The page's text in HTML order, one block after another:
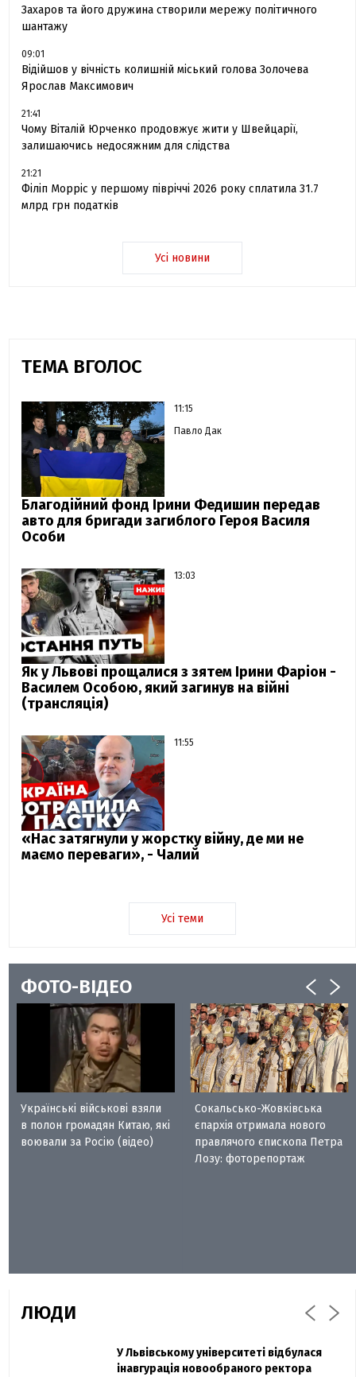
Захаров та його дружина створили мережу політичного
шантажу
09:01
Відійшов у вічність колишній міський голова Золочева
Ярослав Максимович
21:41
Чому Віталій Юрченко продовжує жити у Швейцарії,
залишаючись недосяжним для слідства
21:21
Філіп Морріс у першому півріччі 2026 року сплатила 31.7
млрд грн податків
Усі новини
ТЕМА ВГОЛОС
11:15
Павло Дак
Благодійний фонд Ірини Федишин передав
авто для бригади загиблого Героя Василя
Особи
13:03
Як у Львові прощалися з зятем Ірини Фаріон -
Василем Особою, який загинув на війні
(трансляція)
11:55
«Нас затягнули у жорстку війну, де ми не
маємо переваги», - Чалий
Усі теми
ФОТО-ВІДЕО
Українські військові взяли
в полон громадян Китаю, які
воювали за Росію (відео)
Сокальсько-Жовківська
єпархія отримала нового
правлячого єпископа Петра
Лозу: фоторепортаж
ЛЮДИ
Павло Дак
Захисник "Азовсталі" Діанов вдруге
одружився та показав фото з весілля
У Львівському університеті відбулася
інавгурація новообраного ректора